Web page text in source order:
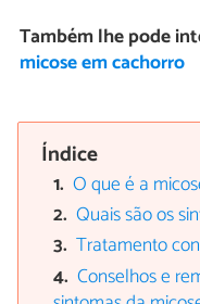
Também lhe pode
micose em cachorro
Índice
O que é a
Quais são os
Tratamento
Conselhos e